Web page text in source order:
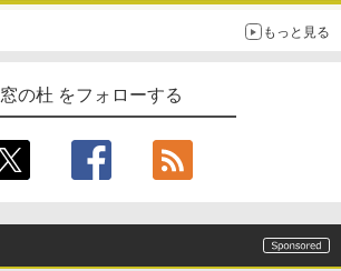
もっと見る
窓の杜 をフォローする